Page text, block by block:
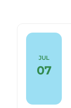
JUL
07